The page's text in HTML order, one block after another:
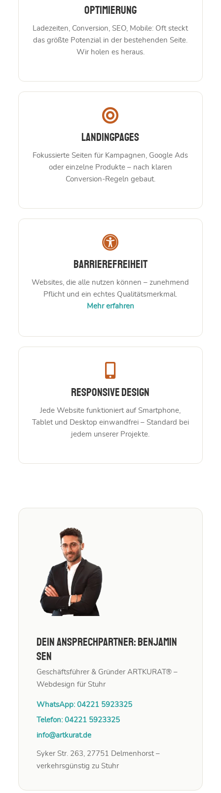
Optimierung
Ladezeiten, Conversion, SEO, Mobile: Oft steckt
das größte Potenzial in der bestehenden Seite.
Wir holen es heraus.
Landingpages
Fokussierte Seiten für Kampagnen, Google Ads
oder einzelne Produkte – nach klaren
Conversion-Regeln gebaut.
Barrierefreiheit
Websites, die alle nutzen können – zunehmend
Pflicht und ein echtes Qualitätsmerkmal.
Mehr erfahren
Responsive Design
Jede Website funktioniert auf Smartphone,
Tablet und Desktop einwandfrei – Standard bei
jedem unserer Projekte.
Dein Ansprechpartner: Benjamin
Sen
Geschäftsführer & Gründer ARTKURAT® –
Webdesign für Stuhr
WhatsApp: 04221 5923325
Telefon: 04221 5923325
info@artkurat.de
Syker Str. 263, 27751 Delmenhorst –
verkehrsgünstig zu Stuhr